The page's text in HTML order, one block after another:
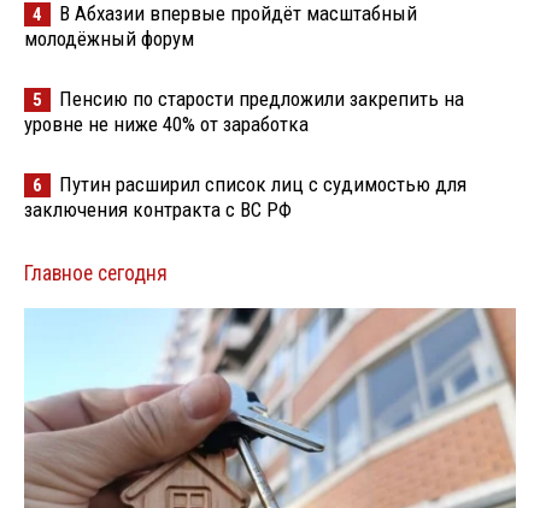
4
В Абхазии впервые пройдёт масштабный
молодёжный форум
5
Пенсию по старости предложили закрепить на
уровне не ниже 40% от заработка
6
Путин расширил список лиц с судимостью для
заключения контракта с ВС РФ
Главное сегодня